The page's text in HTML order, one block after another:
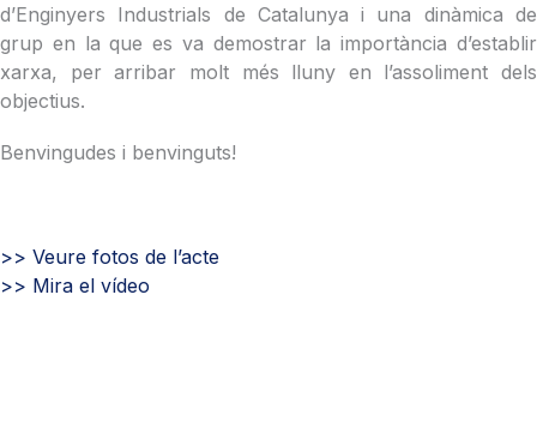
d’Enginyers Industrials de Catalunya i una dinàmica de
grup en la que es va demostrar la importància d’establir
xarxa, per arribar molt més lluny en l’assoliment dels
objectius.
Benvingudes i benvinguts!
>> Veure fotos de l’acte
>> Mira el vídeo